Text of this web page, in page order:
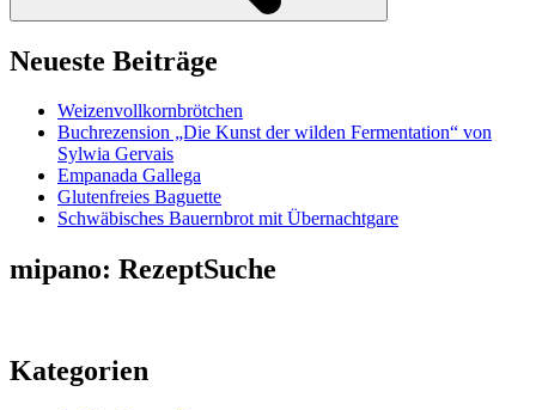
Neueste Beiträge
Weizenvollkornbrötchen
Buchrezension „Die Kunst der wilden Fermentation“ von
Sylwia Gervais
Empanada Gallega
Glutenfreies Baguette
Schwäbisches Bauernbrot mit Übernachtgare
mipano: RezeptSuche
Kategorien